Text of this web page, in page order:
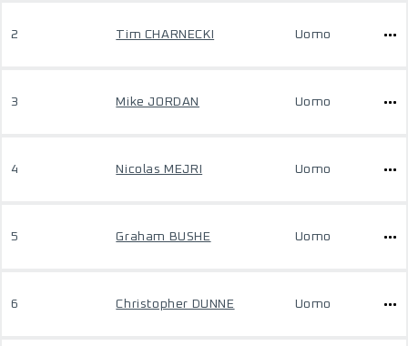
2 Tim CHARNECKI Uomo
3 Mike JORDAN Uomo
4 Nicolas MEJRI Uomo
5 Graham BUSHE Uomo
6 Christopher DUNNE Uomo